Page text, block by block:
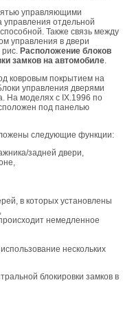
управляющими
управления отдельной
Также связь между
управления в двери
рис. Расположение блоков
замков на автомобиле.
ковровым покрытием на
управления дверями
На моделях с IX.1996 по
под панелью
следующие функции:
задней двери,
в которых установлены
немедленное
нескольких
блокировки замков в